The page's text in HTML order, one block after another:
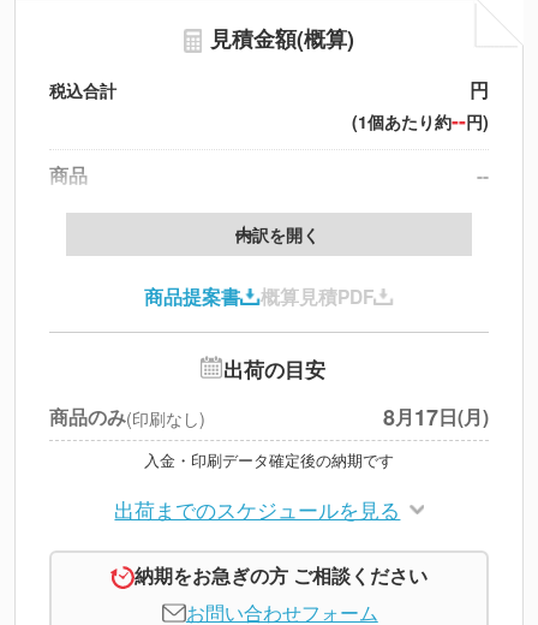
見積金額(概算)
税込合計 円
(1個あたり約--円)
商品
--
送料
※北海道・沖縄・離島 別途
※上記小計は税別です
内訳を開く
商品提案書 概算見積PDF
出荷の目安
商品のみ(印刷なし) 8月17日(月)
入金・印刷データ確定後の納期です
出荷までのスケジュールを見る
納期をお急ぎの方 ご相談ください
お問い合わせフォーム